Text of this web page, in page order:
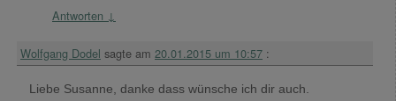
Antworten ↓
Wolfgang Dodel sagte am 20.01.2015 um 10:57 :
Liebe Susanne, danke dass wünsche ich dir auch.